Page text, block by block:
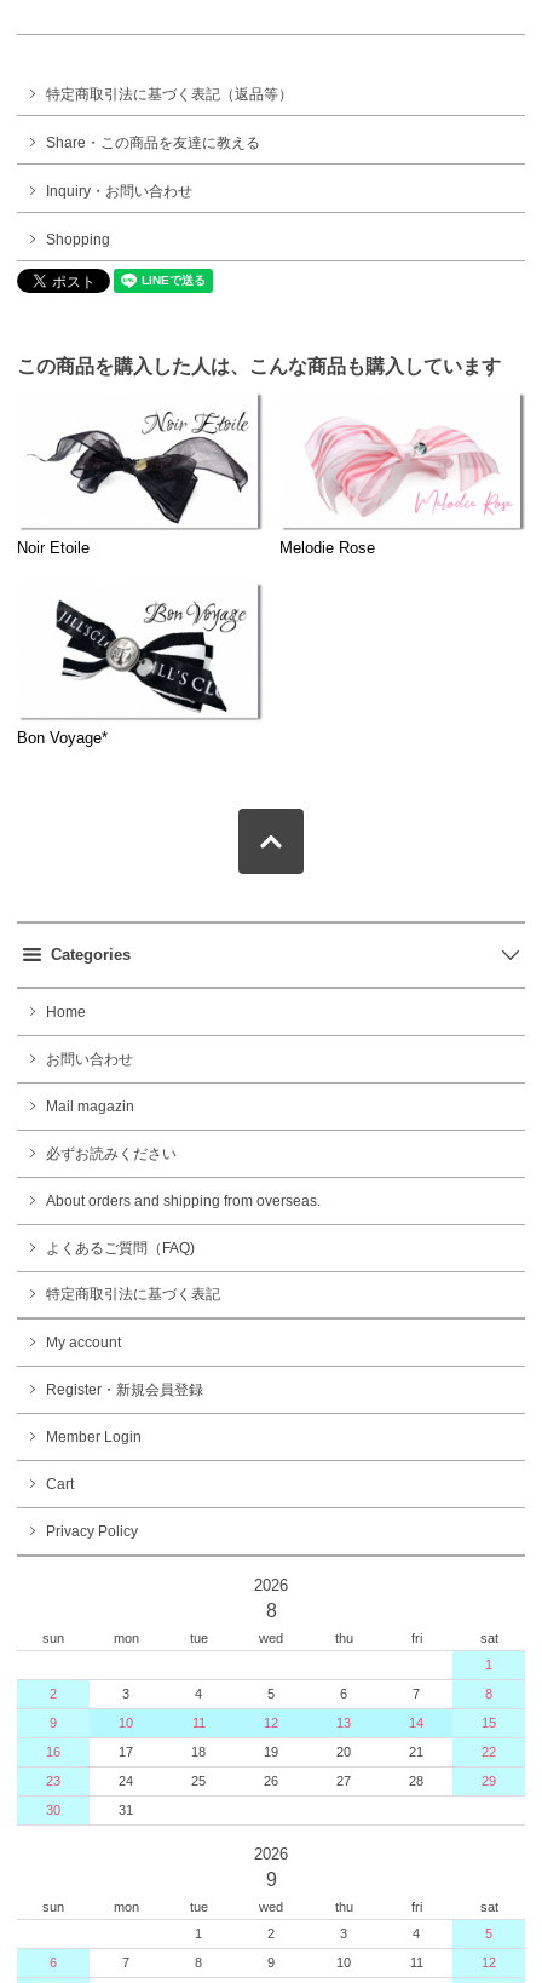
特定商取引法に基づく表記（返品等）
Share・この商品を友達に教える
Inquiry・お問い合わせ
Shopping
この商品を購入した人は、こんな商品も購入しています
Noir Etoile Melodie Rose
Bon Voyage*
Categories
Home
お問い合わせ
Mail magazin
必ずお読みください
About orders and shipping from overseas.
よくあるご質問（FAQ)
特定商取引法に基づく表記
My account
Register・新規会員登録
Member Login
Cart
Privacy Policy
2026
8
sun mon tue wed thu fri
sat
1
2
3 4 5 6 7
8
9
10 11 12 13 14
15
16
17 18 19 20 21
22
23
24 25 26 27 28
29
30
31
2026
9
sun mon tue wed thu fri
sat
1
2 3 4
5
6
7 8 9 10 11 12